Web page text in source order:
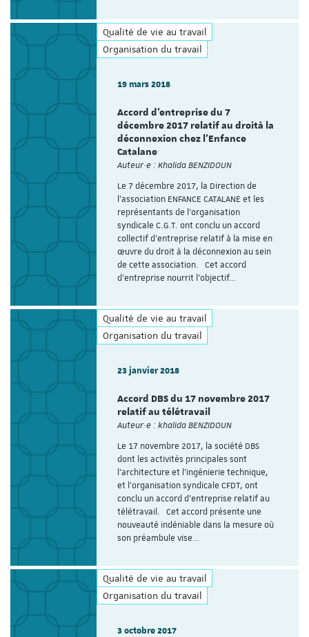
Qualité de vie au travail
Organisation du travail
19 mars 2018
Accord d'entreprise du 7
décembre 2017 relatif au droità la
déconnexion chez l'Enfance
Catalane
Auteur·e : Khalida BENZIDOUN
Le 7 décembre 2017, la Direction de
l’association ENFANCE CATALANE et les
représentants de l’organisation
syndicale C.G.T. ont conclu un accord
collectif d’entreprise relatif à la mise en
œuvre du droit à la déconnexion au sein
de cette association. Cet accord
d’entreprise nourrit l’objectif…
Qualité de vie au travail
Organisation du travail
23 janvier 2018
Accord DBS du 17 novembre 2017
relatif au télétravail
Auteur·e : khalida BENZIDOUN
Le 17 novembre 2017, la société DBS
dont les activités principales sont
l’architecture et l’ingénierie technique,
et l’organisation syndicale CFDT, ont
conclu un accord d’entreprise relatif au
télétravail. Cet accord présente une
nouveauté indéniable dans la mesure où
son préambule vise…
Qualité de vie au travail
Organisation du travail
3 octobre 2017